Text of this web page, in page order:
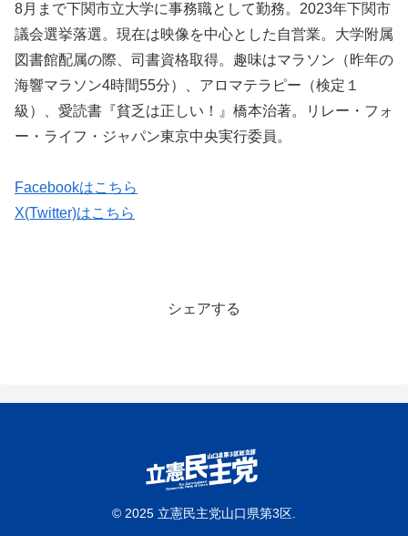
8月まで下関市立大学に事務職として勤務。2023年下関市
議会選挙落選。現在は映像を中心とした自営業。大学附属
図書館配属の際、司書資格取得。趣味はマラソン（昨年の
海響マラソン4時間55分）、アロマテラピー（検定１
級）、愛読書『貧乏は正しい！』橋本治著。リレー・フォ
ー・ライフ・ジャパン東京中央実行委員。
Facebookはこちら
X(Twitter)はこちら
シェアする
© 2025 立憲民主党山口県第3区.